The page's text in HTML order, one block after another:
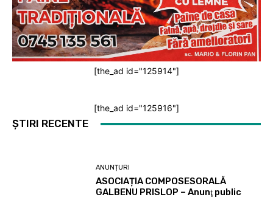
[the_ad id="125914"]
[the_ad id="125916"]
ȘTIRI RECENTE
ANUNȚURI
ASOCIAȚIA COMPOSESORALĂ
GALBENU PRISLOP – Anunţ public